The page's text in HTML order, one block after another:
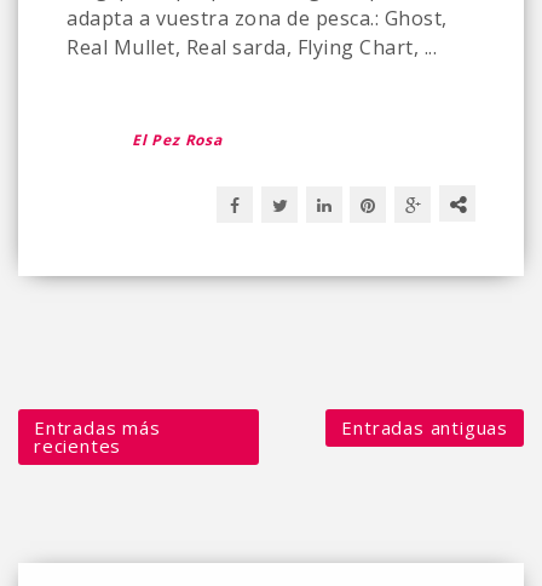
adapta a vuestra zona de pesca.: Ghost,
Real Mullet, Real sarda, Flying Chart, ...
El Pez Rosa
Entradas más
recientes
Entradas antiguas